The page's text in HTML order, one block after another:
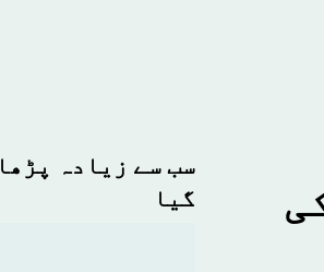
سب سے زیادہ پڑھا
گیا